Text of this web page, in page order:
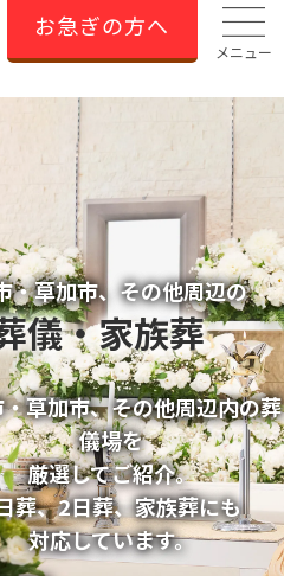
お急ぎの方へ
メニュー
・草加市、その他周辺の
儀・家族葬
草加市、その他周辺内の葬
儀場を
厳選してご紹介。
葬、2日葬、家族葬にも
対応しています。